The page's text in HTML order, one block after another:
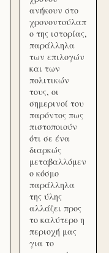
ανήκουν στο
χρονοντούλαπ
ο της ιστορίας,
παράλληλα
των επιλογών
και των
πολιτικών
τους, οι
σημερινοί του
παρόντος πως
πιστοποιούν
ότι σε ένα
διαρκώς
μεταβαλλόμεν
ο κόσμο
παράλληλα
της ύλης
αλλάζει προς
το καλύτερο η
περιοχή μας
για το